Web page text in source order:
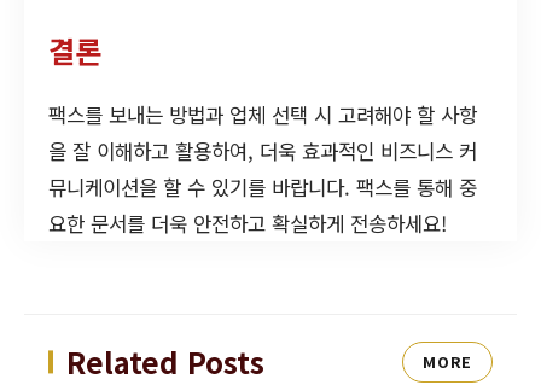
결론
팩스를 보내는 방법과 업체 선택 시 고려해야 할 사항
을 잘 이해하고 활용하여, 더욱 효과적인 비즈니스 커
뮤니케이션을 할 수 있기를 바랍니다. 팩스를 통해 중
요한 문서를 더욱 안전하고 확실하게 전송하세요!
Related Posts MORE